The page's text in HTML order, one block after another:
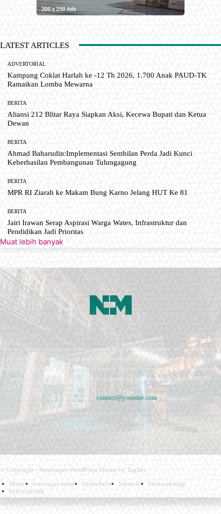
LATEST ARTICLES
ADVERTORIAL
Kampung Coklat Harlah ke -12 Th 2026, 1.700 Anak PAUD-TK
Ramaikan Lomba Mewarna
BERITA
Aliansi 212 Blitar Raya Siapkan Aksi, Kecewa Bupati dan Ketua
Dewan
BERITA
Ahmad Baharudin:Implementasi Sembilan Perda Jadi Kunci
Keberhasilan Pembangunan Tulungagung
BERITA
MPR RI Ziarah ke Makam Bung Karno Jelang HUT Ke 81
BERITA
Jairi Irawan Serap Aspirasi Warga Wates, Infrastruktur dan
Pendidikan Jadi Prioritas
Muat lebih banyak
Newspaper is your news, entertainment, music fashion website. We provide you
with the latest breaking news and videos straight from the entertainment industry.
Fashion fades, only style remains the same. Fashion never stops. There are always
projects, opportunities. Clothes mean nothing until someone lives in them.
Contact us: contact@yoursite.com
© Copyright - Newspaper WordPress Theme by TagDiv
Home
lowongan kerja berita bola lifestyle
berita motogp
berita daerah